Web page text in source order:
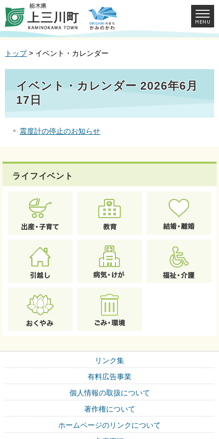
トップ> イベント・カレンダー
イベント・カレンダー 2026年6月
17日
震度計の停止のお知らせ
ライフイベント
リンク集
有料広告事業
個人情報の取扱について
著作権について
ホームページのリンクについて